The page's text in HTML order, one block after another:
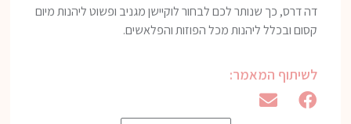
דה דרס, כך שנותר לכם לבחור לוקיישן מגניב ופשוט ליהנות מיום
קסום ובכלל ליהנות מכל הפוזות והפלאשים.
לשיתוף המאמר: